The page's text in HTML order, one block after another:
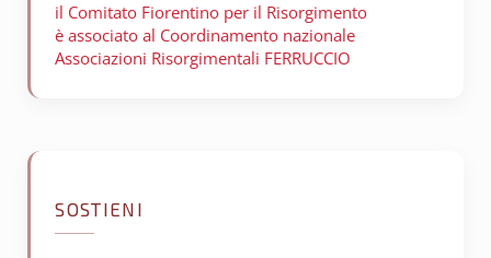
il Comitato Fiorentino per il Risorgimento
è associato al Coordinamento nazionale
Associazioni Risorgimentali FERRUCCIO
SOSTIENI